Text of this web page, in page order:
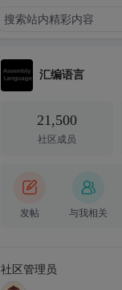
汇编语言
21,500
社区成员
发帖 与我相关
社区管理员